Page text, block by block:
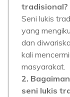
tradisional?
Seni lukis
yang
dan
kali
masyarakat.
2.
seni lukis